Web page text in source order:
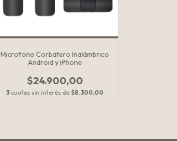
Microfono Corbatero Inalámbrico
Android y iPhone
$24.900,00
3 cuotas sin interés de $8.300,00